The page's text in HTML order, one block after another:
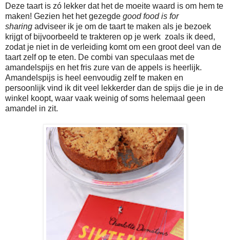
Deze taart is zó lekker dat het de moeite waard is om hem te
maken! Gezien het het gezegde good food is for
sharing adviseer ik je om de taart te maken als je bezoek
krijgt of bijvoorbeeld te trakteren op je werk zoals ik deed,
zodat je niet in de verleiding komt om een groot deel van de
taart zelf op te eten. De combi van speculaas met de
amandelspijs en het fris zure van de appels is heerlijk.
Amandelspijs is heel eenvoudig zelf te maken en
persoonlijk vind ik dit veel lekkerder dan de spijs die je in de
winkel koopt, waar vaak weinig of soms helemaal geen
amandel in zit.